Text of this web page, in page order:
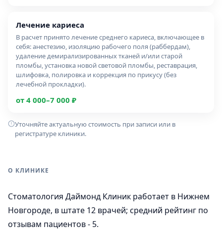
лечение кариеса
В расчет принято лечение среднего кариеса, включающее в
себя: анестезию, изоляцию рабочего поля (раббердам),
удаление демирализированных тканей и/или старой
пломбы, установка новой световой пломбы, реставрация,
шлифовка, полировка и коррекция по прикусу (без
лечебной прокладки).
от 4 000–7 000 ₽
Уточняйте актуальную стоимость при записи или в
регистратуре клиники.
О КЛИНИКЕ
Стоматология Даймонд Клиник работает в Нижнем
Новгороде, в штате 12 врачей; средний рейтинг по
отзывам пациентов - 5.